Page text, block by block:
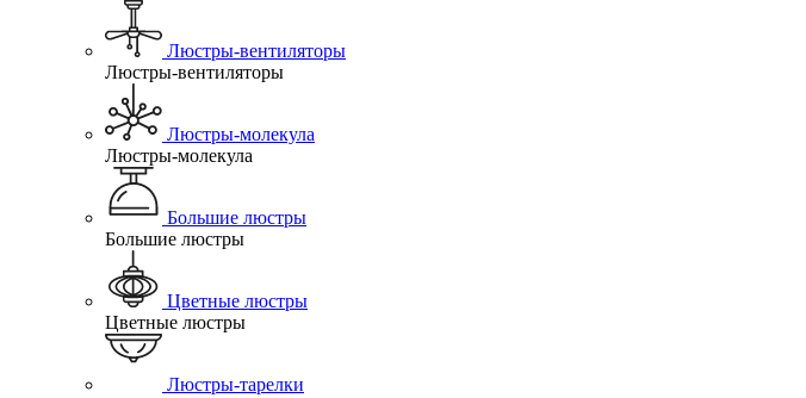
Люстры-вентиляторы
Люстры-вентиляторы
Люстры-молекула
Люстры-молекула
Большие люстры
Большие люстры
Цветные люстры
Цветные люстры
Люстры-тарелки